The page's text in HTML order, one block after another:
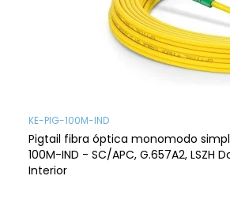
KE-PIG-100M-IND
Pigtail fibra óptica monomodo
100M-IND - SC/APC, G.657A2, LSZH
Interior